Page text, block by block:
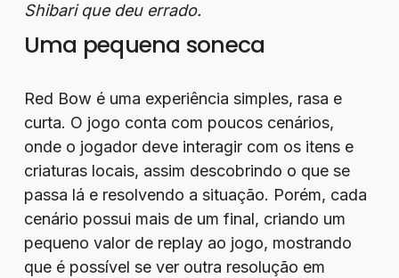
Shibari que deu errado.
Uma pequena soneca
Red Bow é uma experiência simples, rasa e
curta. O jogo conta com poucos cenários,
onde o jogador deve interagir com os itens e
criaturas locais, assim descobrindo o que se
passa lá e resolvendo a situação. Porém, cada
cenário possui mais de um final, criando um
pequeno valor de replay ao jogo, mostrando
que é possível se ver outra resolução em